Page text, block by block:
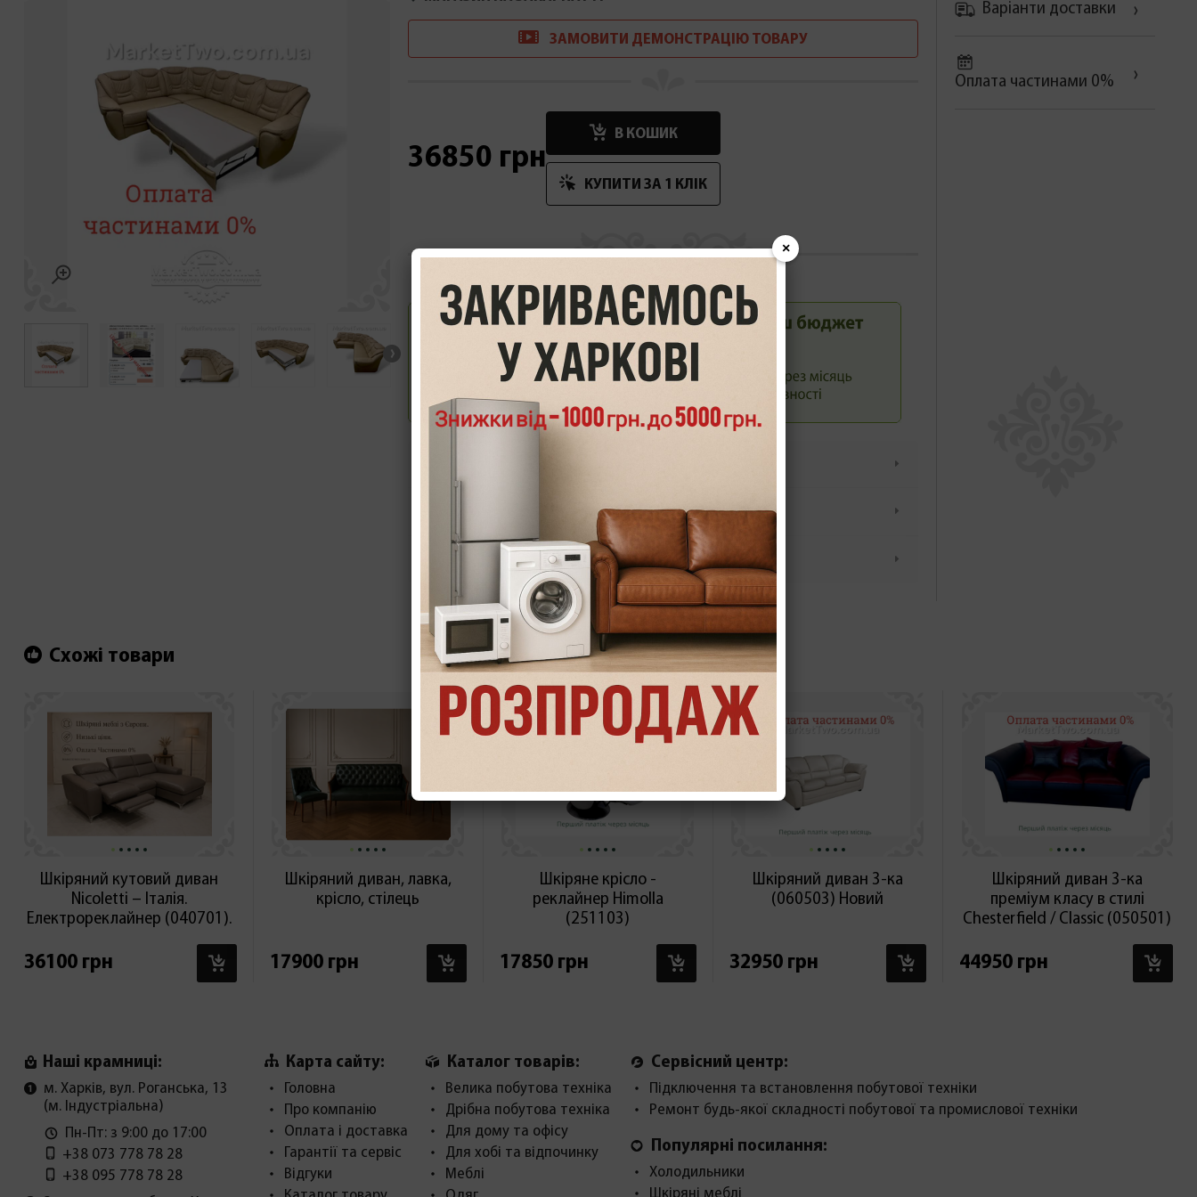
ЗАМОВИТИ ДЕМОНСТРАЦІЮТОВАРУ
36850 грн
В КОШИК
КУПИТИ ЗА 1 КЛIК
Інформація/демонстрація
Варіанти доставки
Оплата частинами 0%
Схожі товари
Шкіряний кутовий диван
Nicoletti – Італія.
Електрореклайнер (040701).
36100 грн
В КОШИК
Шкіряний диван, лавка,
крісло, стілець
17900 грн
В КОШИК
Шкіряне крісло -
реклайнер Himolla
(251103)
17850 грн
В КОШИК
Шкіряний диван 3-ка
(060503) Новий
32950 грн
В КОШИК
Шкіряний диван 3-ка
преміум класу в стилі
Chesterfield / Classic (050501)
44950 грн
Наші крамниці:
м. Харків, вул. Роганська, 13
(м. Індустріальна)
Пн-Пт: з 9:00 до 17:00
+38 073 778 78 28
+38 095 778 78 28
Карта сайту:
Головна
Про компанію
Оплата і доставка
Гарантії та сервіс
Відгуки
Каталог товарів:
Велика побутова техніка
Дрібна побутова техніка
Для дому та офісу
Для хобі та відпочинку
Меблі
Сервісний центр:
Підключення та встановлення побутової техніки
Ремонт будь-якої складності побутової та промислової техніки
Популярні посилання:
Холодильники
×